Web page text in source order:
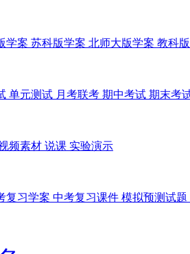
学案 苏科版学案 北师大版学案 教科
单元测试 月考联考 期中考试 期末考
频素材 说课 实验演示
复习学案 中考复习课件 模拟预测试题